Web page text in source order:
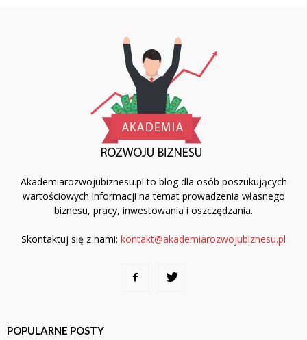
Akademiarozwojubiznesu.pl to blog dla osób poszukujących
wartościowych informacji na temat prowadzenia własnego
biznesu, pracy, inwestowania i oszczędzania.
Skontaktuj się z nami: kontakt@akademiarozwojubiznesu.pl
POPULARNE POSTY